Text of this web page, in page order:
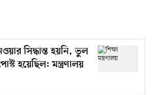
সিদ্ধান্ত হয়নি, ভুল
হয়েছিল: মন্ত্রণালয়